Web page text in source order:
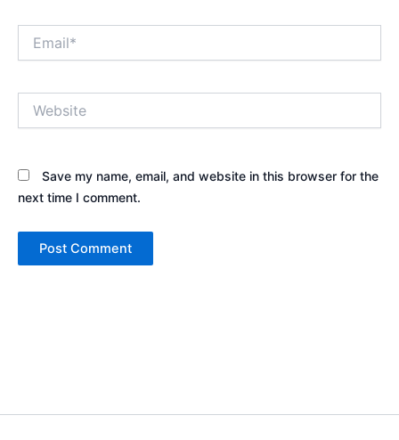
Save my name, email, and website in this browser for the
next time I comment.